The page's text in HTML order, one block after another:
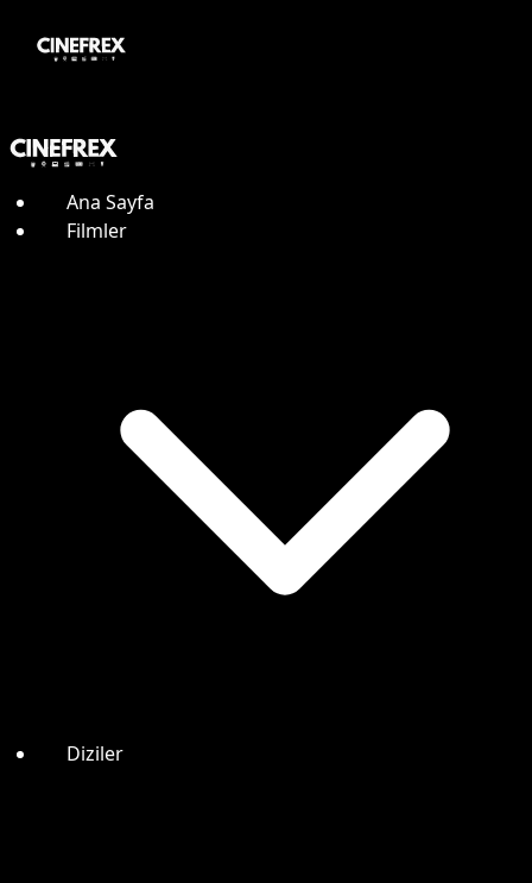
Ana Sayfa
Filmler
Diziler